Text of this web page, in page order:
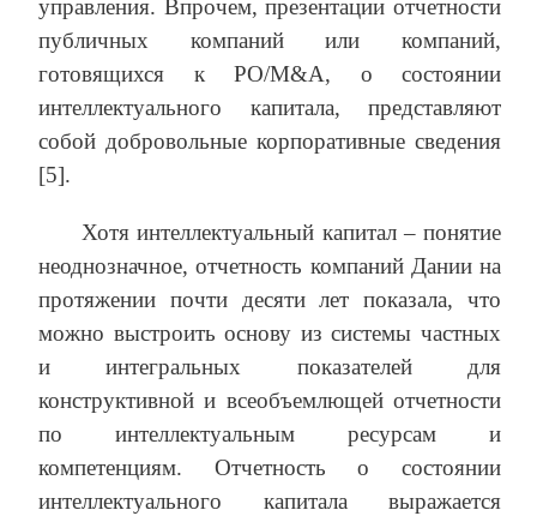
управления. Впрочем, презентации отчетности
публичных компаний или компаний,
готовящихся к PO/M&A, о состоянии
интеллектуального капитала, представляют
собой добровольные корпоративные сведения
[5].
Хотя интеллектуальный капитал – понятие
неоднозначное, отчетность компаний Дании на
протяжении почти десяти лет показала, что
можно выстроить основу из системы частных
и интегральных показателей для
конструктивной и всеобъемлющей отчетности
по интеллектуальным ресурсам и
компетенциям. Отчетность о состоянии
интеллектуального капитала выражается